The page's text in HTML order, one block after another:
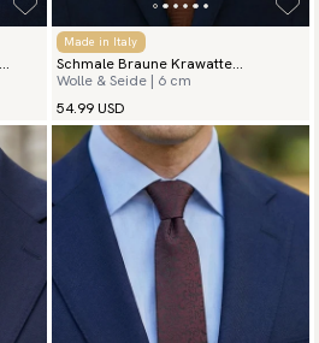
Made in Italy
Schmale Braune Krawatte
Herringbone
Wolle & Seide | 6 cm
54.99 USD